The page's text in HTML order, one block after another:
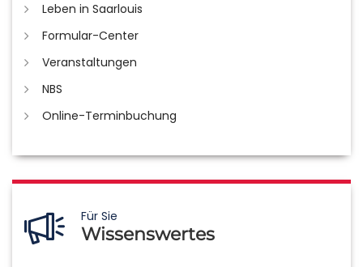
Leben in Saarlouis
Formular-Center
Veranstaltungen
NBS
Online-Terminbuchung
Für Sie
Wissenswertes